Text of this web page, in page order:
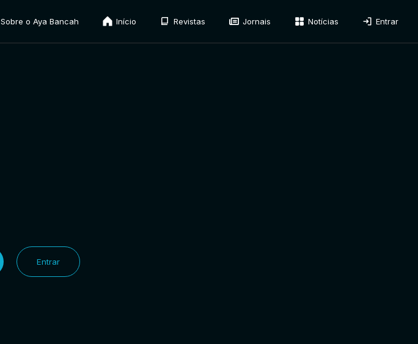
Sobre o Aya Bancah Início Revistas Jornais Notícias Entrar
Entrar